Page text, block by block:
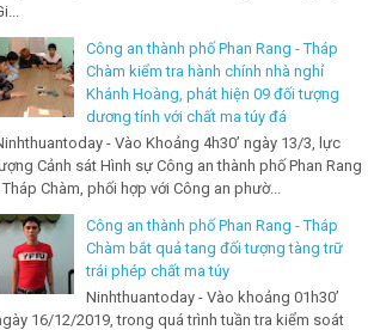
Công an thành phố Phan Rang - Tháp
Chàm kiểm tra hành chính nhà nghỉ
Khánh Hoàng, phát hiện 09 đối tượng
dương tính với chất ma túy đá
- Vào Khoảng 4h30’ ngày 13/3, lực
lượng Cảnh sát Hình sự Công an thành phố Phan Rang
Tháp Chàm, phối hợp với Công an phườ...
Công an thành phố Phan Rang - Tháp
Chàm bắt quả tang đối tượng tàng trữ
trái phép chất ma túy
Ninhthuantoday - Vào khoảng 01h30’
16/12/2019, trong quá trình tuần tra kiểm soát